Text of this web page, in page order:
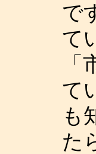
で
て
て
も
た